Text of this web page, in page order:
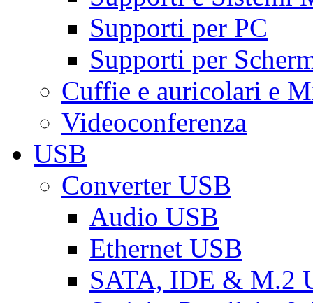
Supporti per PC
Supporti per
Cuffie e auricolari e
Videoconferenza
USB
Converter USB
Audio USB
Ethernet USB
SATA, IDE & M.2